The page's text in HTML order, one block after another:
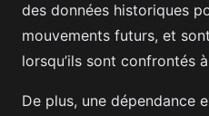
des données historiques
mouvements futurs, et
lorsqu’ils sont confrontés
De plus, une dépendance